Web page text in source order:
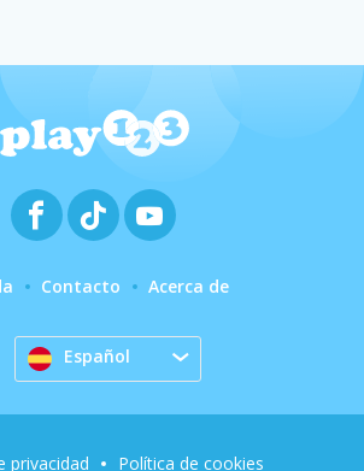
Contacto Acerca de
Español
privacidad Política de cookies